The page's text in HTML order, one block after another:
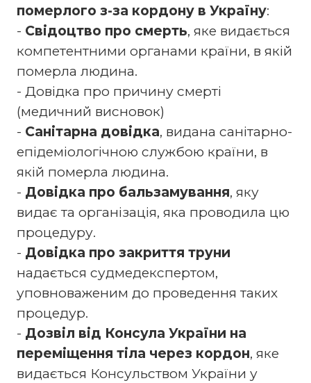
померлого з-за кордону в Україну:
- Свідоцтво про смерть, яке видається
компетентними органами країни, в якій
померла людина.
- Довідка про причину смерті
(медичний висновок)
- Санітарна довідка, видана санітарно-
епідеміологічною службою країни, в
якій померла людина.
- Довідка про бальзамування, яку
видає та організація, яка проводила цю
процедуру.
- Довідка про закриття труни
надається судмедекспертом,
уповноваженим до проведення таких
процедур.
- Дозвіл від Консула України на
переміщення тіла через кордон, яке
видається Консульством України у